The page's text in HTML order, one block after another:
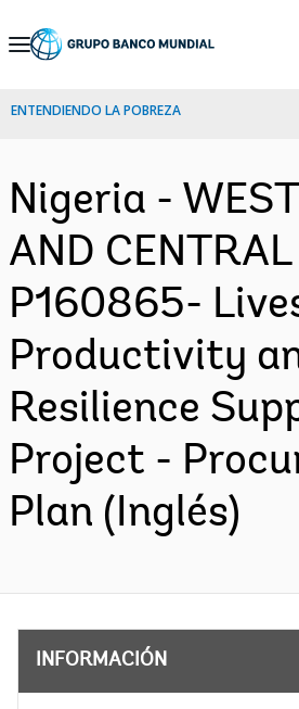
Skip
Navigation
ENTENDIENDO LA POBREZA
Nigeria -
AND
P160865-
Productivity
Resilience
Project -
Plan (Inglés)
INFORMACIÓN